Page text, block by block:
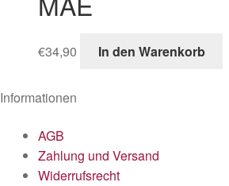
€34,90 In den Warenkorb
Informationen
AGB
Zahlung und Versand
Widerrufsrecht